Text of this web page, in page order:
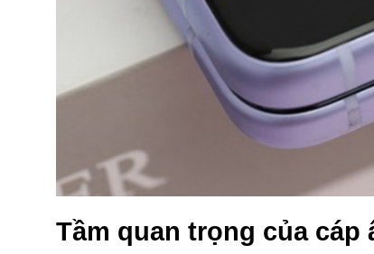
Tầm quan trọng của cáp